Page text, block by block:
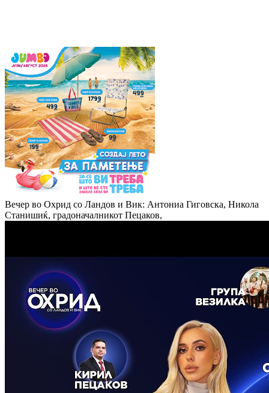
Вечер во Охрид со Ландов и Вик: Антониа Гиговска, Никола
Станишиќ, градоначалникот Пецаков,